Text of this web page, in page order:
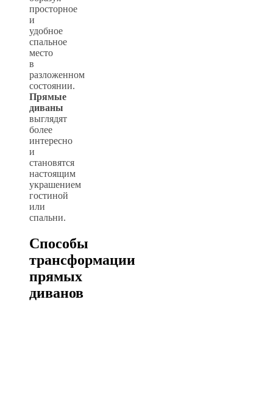
просторное
и
удобное
спальное
место
в
разложенном
состоянии.
Прямые
диваны
выглядят
более
интересно
и
становятся
настоящим
украшением
гостиной
или
спальни.
Способы
трансформации
прямых
диванов